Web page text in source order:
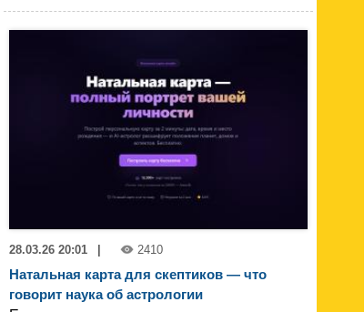
28.03.26 20:01 2410
Натальная карта для скептиков — что
говорит наука об астрологии